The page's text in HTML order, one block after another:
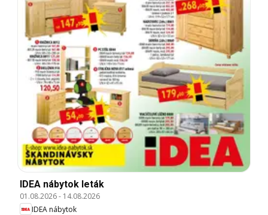
IDEA nábytok leták
01.08.2026- 14.08.2026
IDEA nábytok